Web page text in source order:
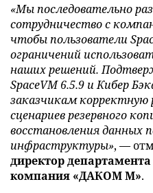
«Мы последовательно
сотрудничество с
чтобы пользователи
ограничений
наших решений.
SpaceVM 6.5.9 и Кибер
заказчикам корректную
сценариев резервного
восстановления данных
инфраструктуры», —
директор
компания «ДАКОМ М».